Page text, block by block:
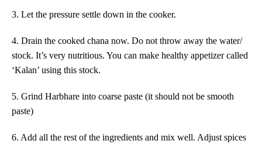
3. Let the pressure settle down in the cooker.
4. Drain the cooked chana now. Do not throw away the water/
stock. It’s very nutritious. You can make healthy appetizer called
‘Kalan’ using this stock.
5. Grind Harbhare into coarse paste (it should not be smooth
paste)
6. Add all the rest of the ingredients and mix well. Adjust spices